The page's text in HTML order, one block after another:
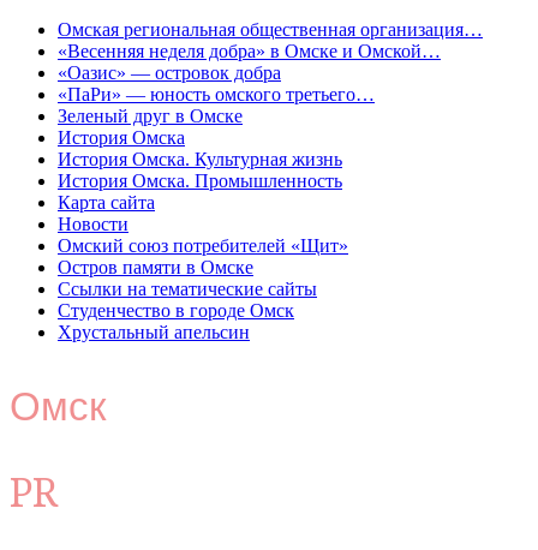
Омская региональная общественная организация…
«Весенняя неделя добра» в Омске и Омской…
«Оазис» — островок добра
«ПаРи» — юность омского третьего…
Зеленый друг в Омске
История Омска
История Омска. Культурная жизнь
История Омска. Промышленность
Карта сайта
Новости
Омский союз потребителей «Щит»
Остров памяти в Омске
Ссылки на тематические сайты
Студенчество в городе Омск
Хрустальный апельсин
Омск
PR